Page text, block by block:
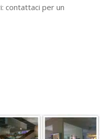
contattaci per un